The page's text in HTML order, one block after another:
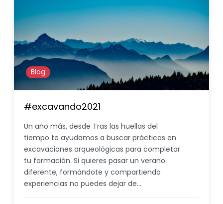
Blog
#excavando2021
Un año más, desde Tras las huellas del
tiempo te ayudamos a buscar prácticas en
excavaciones arqueológicas para completar
tu formación. Si quieres pasar un verano
diferente, formándote y compartiendo
experiencias no puedes dejar de…